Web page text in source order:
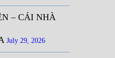
– CÁI NHÀ
July 29, 2026